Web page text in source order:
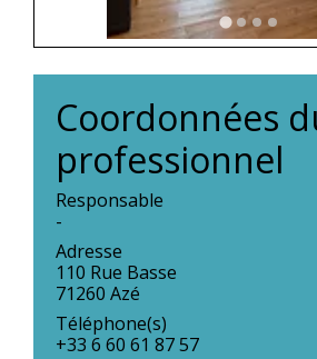
Coordonnées
professionnel
Responsable
-
Adresse
110 Rue Basse
71260 Azé
Téléphone(s)
+33 6 60 61 87 57